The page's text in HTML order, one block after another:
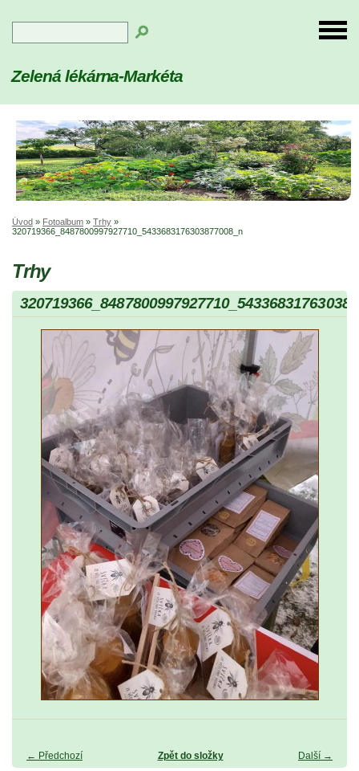
Zelená lékárna-Markéta
Úvod » Fotoalbum » Trhy »
320719366_8487800997927710_5433683176303877008_n
Trhy
← Předchozí Další →
Zpět do složky